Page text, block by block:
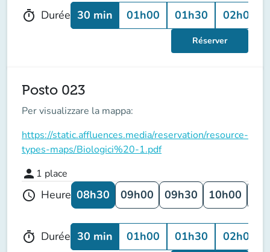
timer Durée 30 min 01h00 01h30 02h00
Réserver
Posto 023
Per visualizzare la mappa:
https://static.affluences.media/reservation/resource-
types-maps/Biologici%20-1.pdf
person 1 place
schedule Heure 08h30 09h00 09h30 10h00
timer Durée 30 min 01h00 01h30 02h00